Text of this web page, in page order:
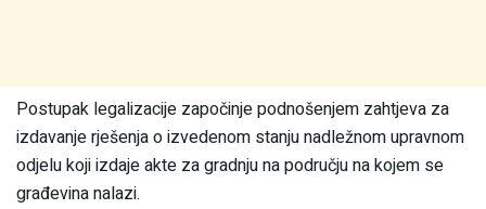
Postupak legalizacije započinje podnošenjem zahtjeva za
izdavanje rješenja o izvedenom stanju nadležnom upravnom
odjelu koji izdaje akte za gradnju na području na kojem se
građevina nalazi.